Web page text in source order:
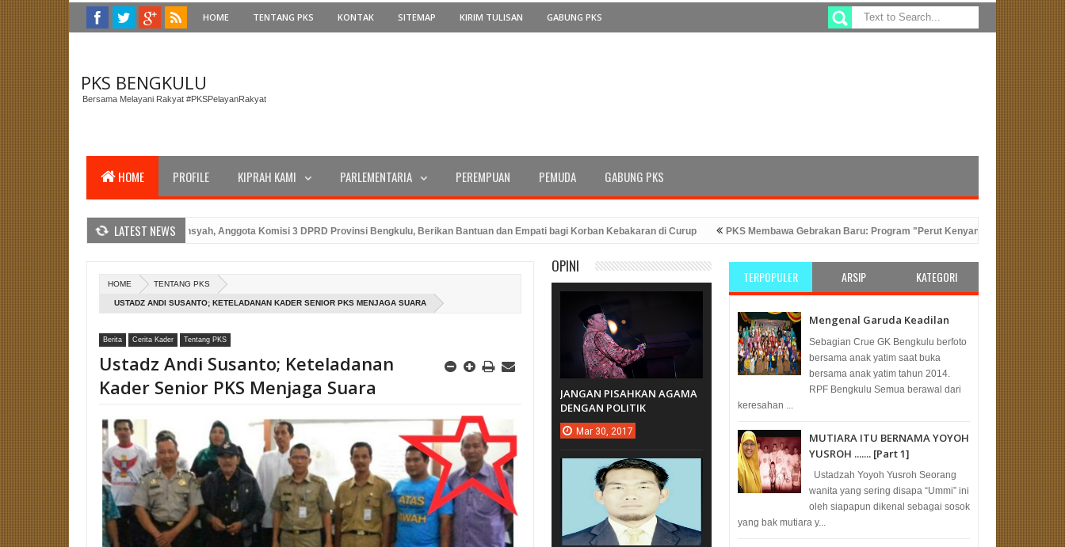
HOME TENTANG PKS KONTAK SITEMAP KIRIM TULISAN GABUNG PKS
PKS BENGKULU
Bersama Melayani Rakyat #PKSPelayanRakyat
HOME PROFILE KIPRAH KAMI PARLEMENTARIA PEREMPUAN PEMUDA GABUNG PKS
LATEST NEWS
Mersyah Herizal Apriansyah, Anggota Komisi 3 DPRD Provinsi Bengkulu, Berikan Bantuan dan Empati bagi Korban Kebakaran di Curup PKS Membawa Gebrakan Baru: Program "Perut Kenyang, Kerja Gampang,
Penanganan Sampah dan Infrastruktur untuk Kesejahteraan Masyarakat Ratusan Bacaleg PKS di Bengkulu Ikuti Bimbingan Teknis :
HOME TENTANG PKS
USTADZ ANDI SUSANTO; KETELADANAN KADER SENIOR PKS MENJAGA SUARA
Berita Cerita Kader Tentang PKS
Ustadz Andi Susanto; Keteladanan
Kader Senior PKS Menjaga Suara
TERPOPULER ARSIP KATEGORI
Mengenal Garuda Keadilan
Sebagian Crue GK Bengkulu berfoto
bersama anak yatim saat buka
bersama anak yatim tahun 2014.
RPF Bengkulu Semua berawal dari
keresahan ...
MUTIARA ITU BERNAMA YOYOH
YUSROH ....... [Part 1]
Ustadzah Yoyoh Yusroh Seorang
wanita yang sering disapa “Ummi” ini
oleh siapapun dikenal sebagai sosok
yang bak mutiara y...
OPINI
JANGAN PISAHKAN AGAMA
DENGAN POLITIK
Mar 30, 2017